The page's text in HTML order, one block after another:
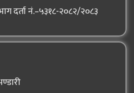
दर्ता नं.–५३१८-२०८२/२०८३